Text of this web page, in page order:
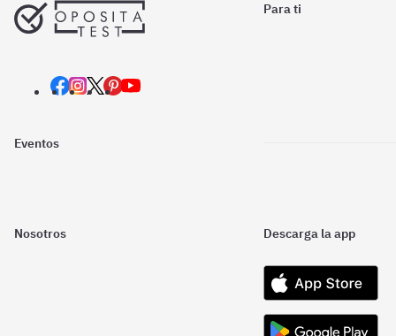
Para ti
Eventos
Nosotros Descarga la app